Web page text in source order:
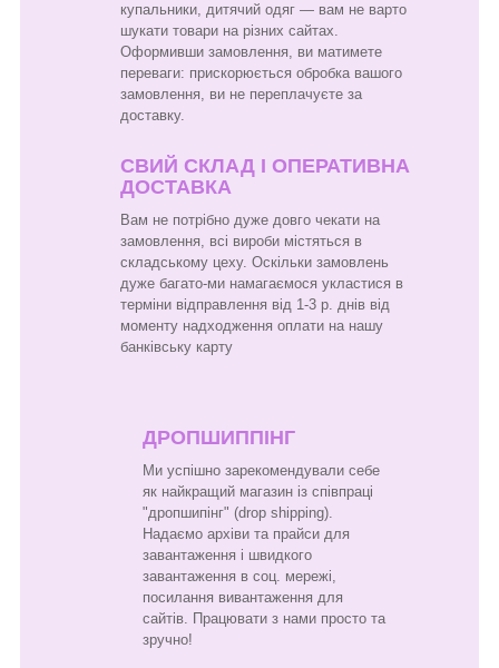
купальники, дитячий одяг — вам не варто
шукати товари на різних сайтах.
Оформивши замовлення, ви матимете
переваги: прискорюється обробка вашого
замовлення, ви не переплачуєте за
доставку.
СВИЙ СКЛАД І ОПЕРАТИВНА
ДОСТАВКА
Вам не потрібно дуже довго чекати на
замовлення, всі вироби містяться в
складському цеху. Оскільки замовлень
дуже багато-ми намагаємося укластися в
терміни відправлення від 1-3 р. днів від
моменту надходження оплати на нашу
банківську карту
ДРОПШИППІНГ
Ми успішно зарекомендували себе
як найкращий магазин із співпраці
"дропшипінг" (drop shipping).
Надаємо архіви та прайси для
завантаження і швидкого
завантаження в соц. мережі,
посилання вивантаження для
сайтів. Працювати з нами просто та
зручно!